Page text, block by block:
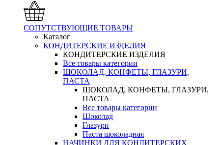
СОПУТСТВУЮЩИЕ ТОВАРЫ
Каталог
КОНДИТЕРСКИЕ ИЗДЕЛИЯ
КОНДИТЕРСКИЕ ИЗДЕЛИЯ
Все товары категории
ШОКОЛАД, КОНФЕТЫ, ГЛАЗУРИ,
ПАСТА
ШОКОЛАД, КОНФЕТЫ, ГЛАЗУРИ,
ПАСТА
Все товары категории
Шоколад
Глазури
Паста шоколадная
НАЧИНКИ ДЛЯ КОНДИТЕРСКИХ